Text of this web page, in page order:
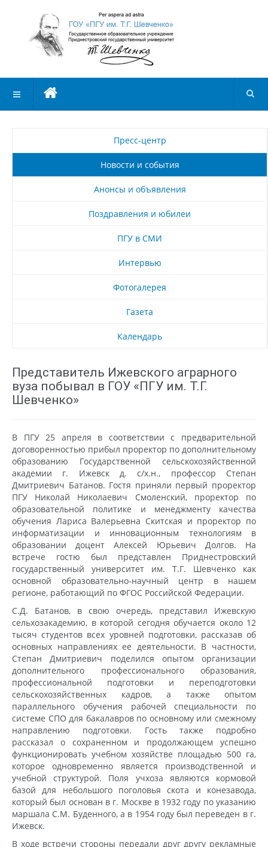
Пресс-центр
Новости и события
Анонсы и объявления
Поздравления и юбилеи
ПГУ в СМИ
Интервью
Фотогалерея
Газета
Календарь
Представитель Ижевского аграрного
вуза побывал в ГОУ «ПГУ им. Т.Г.
Шевченко»
В ПГУ 25 апреля в соответствии с предварительной
договоренностью прибыл проректор по дополнительному
образованию Государственной сельскохозяйственной
академии г. Ижевск д. с/х.н., профессор Степан
Дмитриевич Батанов. Гостя приняли первый проректор
ПГУ Николай Николаевич Смоленский, проректор по
образовательной политике и менеджменту качества
обучения Лариса Валерьевна Скитская и проректор по
информатизации и инновационным технологиям в
образовании доцент Алексей Юрьевич Долгов. На
встрече гостю был представлен Приднестровский
государственный университет им. Т.Г. Шевченко как
основной образовательно-научный центр в нашем
регионе, работающий по ФГОС Российской Федерации.
С.Д. Батанов, в свою очередь, представил Ижевскую
сельхозакадемию, в которой сегодня обучается около 12
тысяч студентов всех уровней подготовки, рассказав об
основных направлениях ее деятельности. В частности,
Степан Дмитриевич поделился опытом организации
дополнительного профессионального образования,
профессиональной подготовки и переподготовки
сельскохозяйственных кадров, а также опытом
параллельного обучения рабочей специальности по
системе СПО для бакалавров по основному или смежному
направлению подготовки. Гость также подробно
рассказал о сохраненном и продолжающем успешно
функционировать учебном хозяйстве площадью 500 га,
которое одновременно является производственной и
учебной структурой. Поля учхоза являются кормовой
базой для небольшого поголовья скота и конезавода,
который был основан в г. Москве в 1932 году по указанию
маршала С.М. Буденного, а в 1954 году был переведен в г.
Ижевск.
В ходе встречи стороны передали друг другу рекламные